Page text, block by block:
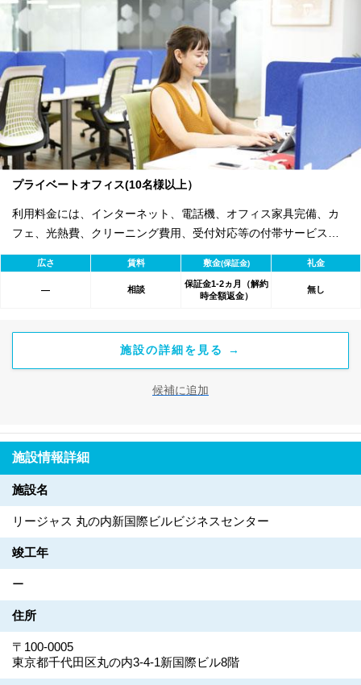
プライベートオフィス(10名様以上）
利用料金には、インターネット、電話機、オフィス家具完備、カ
フェ、光熱費、クリーニング費用、受付対応等の付帯サービスす
べて含まれ、追加料金不要です。 また適宜キャンペーン、契約期
間による割引特典あります。
広さ 賃料 敷金(保証金) 礼金
― 相談
保証金1-2ヵ月（解約
時全額返金）
無し
施設の詳細を見る →
候補に追加
施設情報詳細
施設名
リージャス 丸の内新国際ビルビジネスセンター
竣工年
ー
住所
〒100-0005
東京都千代田区丸の内3-4-1新国際ビル8階